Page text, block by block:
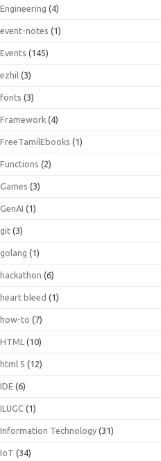
Engineering (4)
event-notes (1)
Events (145)
ezhil (3)
fonts (3)
Framework (4)
FreeTamilEbooks (1)
Functions (2)
Games (3)
GenAI (1)
git (3)
golang (1)
hackathon (6)
heart bleed (1)
how-to (7)
HTML (10)
html 5 (12)
IDE (6)
ILUGC (1)
Information Technology (31)
IoT (34)